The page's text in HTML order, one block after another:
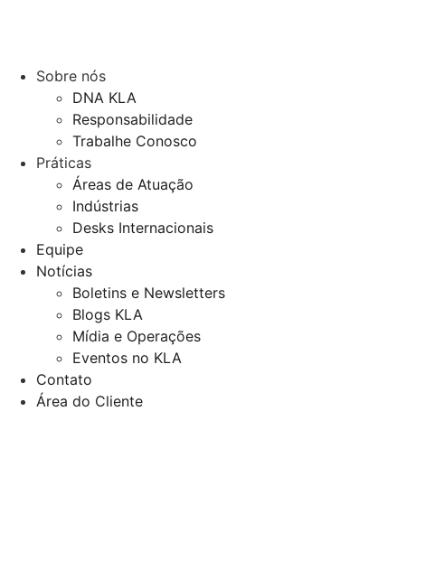
Sobre nós
DNA KLA
Responsabilidade
Trabalhe Conosco
Práticas
Áreas de Atuação
Indústrias
Desks Internacionais
Equipe
Notícias
Boletins e Newsletters
Blogs KLA
Mídia e Operações
Eventos no KLA
Contato
Área do Cliente